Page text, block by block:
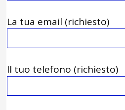
La tua email (richiesto)
Il tuo telefono (richiesto)